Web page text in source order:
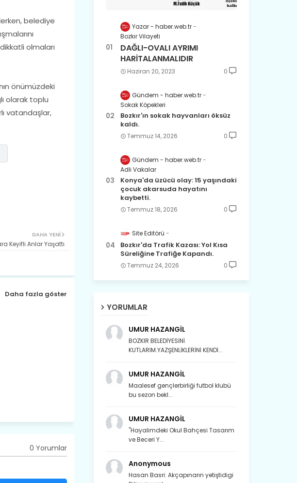
belediye
olmaları
önümüzdeki
olarak toplu
vatandaşlar,
DAHA YENI
Keyifli Anlar Yaşattı
Daha fazla göster
0 Yorumlar
Yazar - haber.web.tr
Bozkır Vilayeti
DAĞLI-OVALI AYRIMI
HARİTALANMALIDIR
Haziran 20, 2023 0
Gündem - haber.web.tr
Sokak Köpekleri
Bozkır'ın sokak hayvanları öksüz
kaldı.
Temmuz 14, 2026 0
Gündem - haber.web.tr
Adli Vakalar
Konya'da üzücü olay: 15 yaşındaki
çocuk akarsuda hayatını
kaybetti.
Temmuz 18, 2026 0
Site Editörü
Bozkır'da Trafik Kazası: Yol Kısa
Süreliğine Trafiğe Kapandı.
Temmuz 24, 2026 0
YORUMLAR
UMUR HAZANGİL
BOZKIR BELEDİYESİNİ
KUTLARIM.YAZŞENLİKLERİNİ KENDİ...
UMUR HAZANGİL
Maalesef gençlerbirliği futbol klubü
bu sezon bekl...
UMUR HAZANGİL
"Hayalimdeki Okul Bahçesi Tasarım
ve Beceri Y...
Anonymous
Hasan Basri: Akçapınarın yetiştidigi